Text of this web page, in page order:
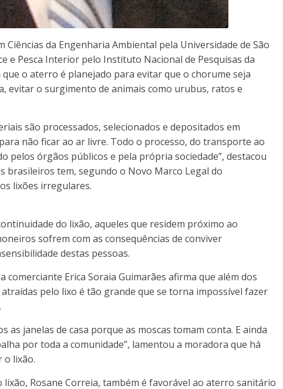
da Engenharia Ambiental pela Universidade de São
e Pesca Interior pelo Instituto Nacional de Pesquisas da
o aterro é planejado para evitar que o chorume seja
evitar o surgimento de animais como urubus, ratos e
são processados, selecionados e depositados em
não ficar ao ar livre. Todo o processo, do transporte ao
pelos órgãos públicos e pela própria sociedade”, destacou
brasileiros tem, segundo o Novo Marco Legal do
lixões irregulares.
do lixão, aqueles que residem próximo ao
sofrem com as consequências de conviver
destas pessoas.
comerciante Erica Soraia Guimarães afirma que além dos
pelo lixo é tão grande que se torna impossível fazer
as janelas de casa porque as moscas tomam conta. E ainda
por toda a comunidade”, lamentou a moradora que há
o lixão.
Rosane Correia, também é favorável ao aterro sanitário